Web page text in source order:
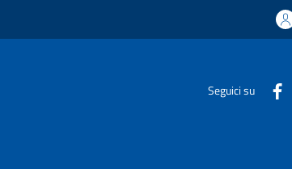
Seguici su